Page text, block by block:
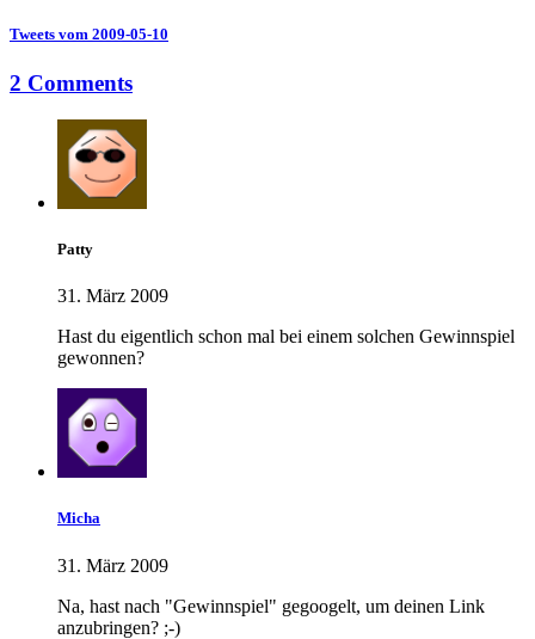
Tweets vom 2009-05-10
2 Comments
Patty
31. März 2009
Hast du eigentlich schon mal bei einem solchen Gewinnspiel
gewonnen?
Micha
31. März 2009
Na, hast nach "Gewinnspiel" gegoogelt, um deinen Link
anzubringen? ;-)